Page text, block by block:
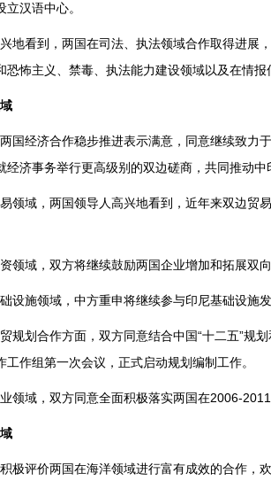
汉语中心。
看到，两国在司法、执法领域合作取得进展，
恐怖主义、禁毒、执法能力建设领域以及在情
经济合作稳步推进表示满意，同意继续致力于
经济事务举行更高级别的双边磋商，共同推动
域，两国领导人高兴地看到，近年来双边贸
域，双方将继续鼓励两国企业增加和拓展双
施领域，中方重申将继续参与印尼基础设施
划合作方面，双方同意结合中国“十二五”规
工作组第一次会议，正式启动规划编制工作。
域，双方同意全面积极落实两国在2006-2011
评价两国在海洋领域进行富有成效的合作，